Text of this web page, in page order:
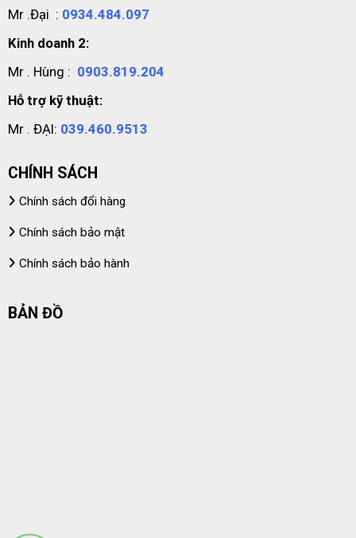
Mr .Đại : 0934.484.097
Kinh doanh 2:
Mr . Hùng : 0903.819.204
Hỗ trợ kỹ thuật:
Mr . ĐẠI: 039.460.9513
CHÍNH SÁCH
Chính sách đổi hàng
Chính sách bảo mật
Chính sách bảo hành
BẢN ĐỒ